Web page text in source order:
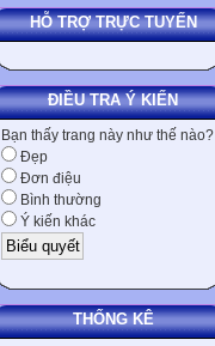
HỖ TRỢ TRỰC TUYẾN
ĐIỀU TRA Ý KIẾN
Bạn thấy trang này như thế nào?
Đẹp
Đơn điệu
Bình thường
Ý kiến khác
THỐNG KÊ